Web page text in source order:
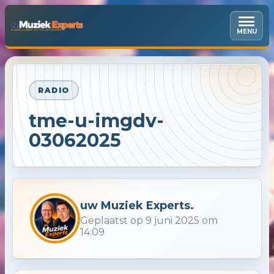
MENU
RADIO
tme-u-imgdv-
03062025
uw Muziek Experts.
Geplaatst op 9 juni 2025 om
14:09